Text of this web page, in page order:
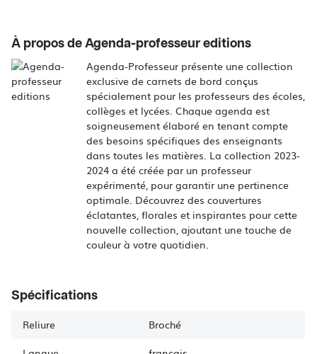
À propos de Agenda-professeur editions
Agenda-Professeur présente une collection
exclusive de carnets de bord conçus
spécialement pour les professeurs des écoles,
collèges et lycées. Chaque agenda est
soigneusement élaboré en tenant compte
des besoins spécifiques des enseignants
dans toutes les matières. La collection 2023-
2024 a été créée par un professeur
expérimenté, pour garantir une pertinence
optimale. Découvrez des couvertures
éclatantes, florales et inspirantes pour cette
nouvelle collection, ajoutant une touche de
couleur à votre quotidien.
Spécifications
Reliure
Broché